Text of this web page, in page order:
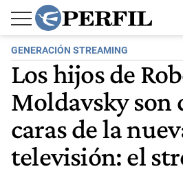
GENERACIÓN STREAMING
Los hijos de
Moldavsky son
caras de la
televisión: el